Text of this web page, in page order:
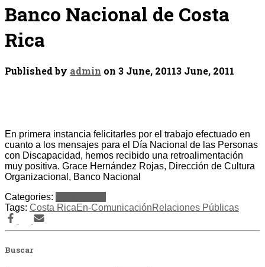
Banco Nacional de Costa
Rica
Published by admin on 3 June, 20113 June, 2011
En primera instancia felicitarles por el trabajo efectuado en
cuanto a los mensajes para el Día Nacional de las Personas
con Discapacidad, hemos recibido una retroalimentación
muy positiva. Grace Hernández Rojas, Dirección de Cultura
Organizacional, Banco Nacional
Categories:
Tags: Costa RicaEn-ComunicaciónRelaciones Públicas
Buscar